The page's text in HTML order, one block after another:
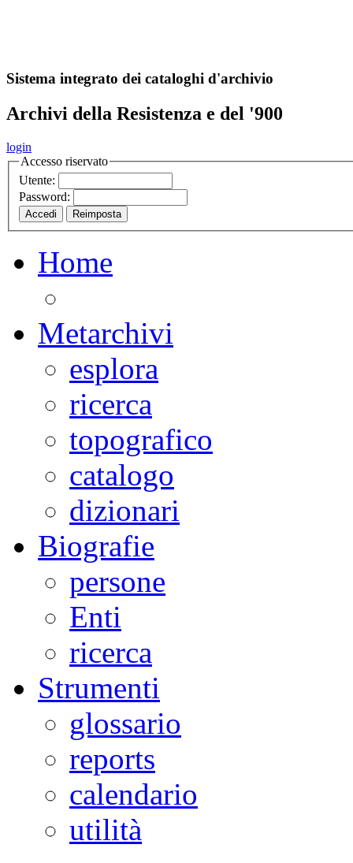
Sistema integrato dei cataloghi d'archivio
Archivi della Resistenza e del '900
login
Accesso riservato
Utente:
Password:
Home
Metarchivi
esplora
ricerca
topografico
catalogo
dizionari
Biografie
persone
Enti
ricerca
Strumenti
glossario
reports
calendario
utilità